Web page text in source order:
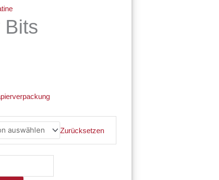
Bits
Zurücksetzen